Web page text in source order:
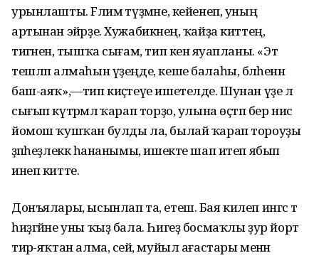
урынлашты. Fәлимә түҙмәне, кейенеп, уның
артынан эйәрҙе. Хужабикәнең, ҡайҙа киттең,
тигәненә, тышҡа сығам, тип кенә яуапланы. «Эт
тешләп алмаһын үҙеңде, кеше балаһы, бәләһенән
баш-аяҡ»,—тип киҫәтеүе ишетелде. Шунан үҙе лә
сығып күтәрмәлә ҡарап торҙо, улына өҫтәп бер нисә
йомош ҡушҡан булды ла, былай ҡарап тороуҙы
әҙәпһеҙлеккә һананымы, ишекте шап итеп ябып
инеп китте.
Донъялары, ысынлап та, етеш. Бая килеп ингәс тә
һиҙгәйне уны ҡыҙ бала. Һигеҙ босмаҡлы ҙур йорт
тирә-яҡтан алма, сейә, муйыл ағастары менән